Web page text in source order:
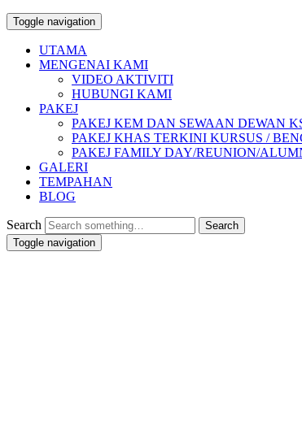
Toggle navigation
UTAMA
MENGENAI KAMI
VIDEO AKTIVITI
HUBUNGI KAMI
PAKEJ
PAKEJ KEM DAN SEWAAN DEWAN
PAKEJ KHAS TERKINI KURSUS /
PAKEJ FAMILY DAY/REUNION/
GALERI
TEMPAHAN
BLOG
Search
Toggle navigation